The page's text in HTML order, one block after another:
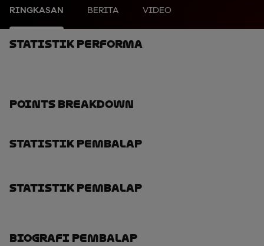
RINGKASAN BERITA VIDEO
Statistik Performa
Points Breakdown
Statistik Pembalap
Statistik Pembalap
Biografi Pembalap